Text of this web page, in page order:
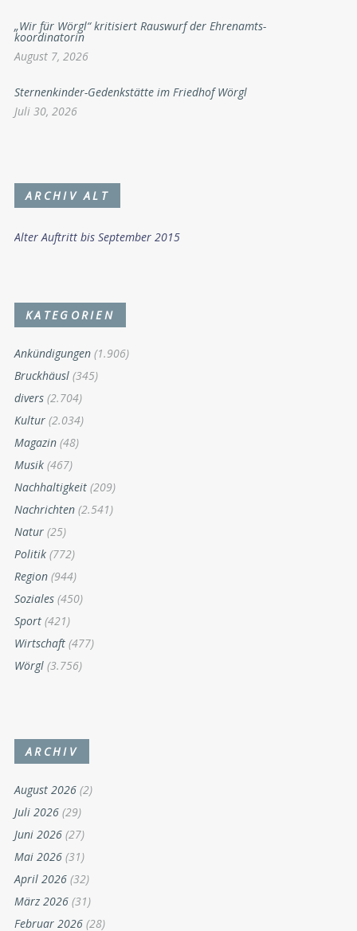
„Wir für Wörgl“ kritisiert Rauswurf der Ehrenamts-
koordinatorin
August 7, 2026
Sternenkinder-Gedenkstätte im Friedhof Wörgl
Juli 30, 2026
ARCHIV ALT
Alter Auftritt bis September 2015
KATEGORIEN
Ankündigungen (1.906)
Bruckhäusl (345)
divers (2.704)
Kultur (2.034)
Magazin (48)
Musik (467)
Nachhaltigkeit (209)
Nachrichten (2.541)
Natur (25)
Politik (772)
Region (944)
Soziales (450)
Sport (421)
Wirtschaft (477)
Wörgl (3.756)
ARCHIV
August 2026 (2)
Juli 2026 (29)
Juni 2026 (27)
Mai 2026 (31)
April 2026 (32)
März 2026 (31)
Februar 2026 (28)